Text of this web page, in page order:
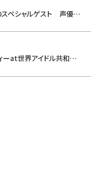
11月お誕生日のスペシャルゲスト 声優・川島零士さん が登場！
コスサミパーティーat世界アイドル共和国のサイトがオープンしました